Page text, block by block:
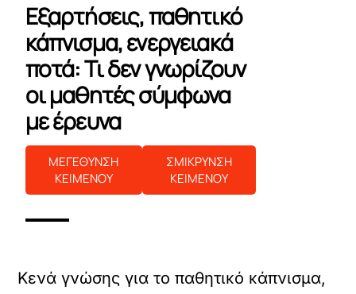
Εξαρτήσεις, παθητικό
κάπνισμα, ενεργειακά
ποτά: Τι δεν γνωρίζουν
οι μαθητές σύμφωνα
με έρευνα
ΜΕΓΕΘΥΝΣΗ
ΚΕΙΜΕΝΟΥ
ΣΜΙΚΡΥΝΣΗ
ΚΕΙΜΕΝΟΥ
Κενά γνώσης για το παθητικό κάπνισμα,